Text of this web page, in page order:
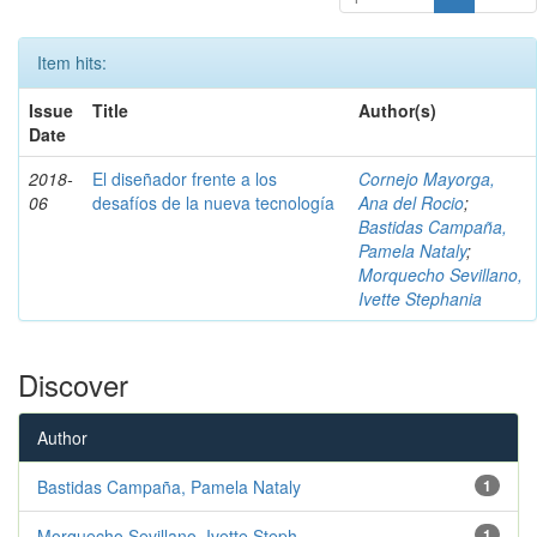
Item hits:
Issue
Date
Title Author(s)
2018-
06
El diseñador frente a los
desafíos de la nueva tecnología
Cornejo Mayorga,
Ana del Rocio;
Bastidas Campaña,
Pamela Nataly;
Morquecho Sevillano,
Ivette Stephania
Discover
Author
1
Bastidas Campaña, Pamela Nataly